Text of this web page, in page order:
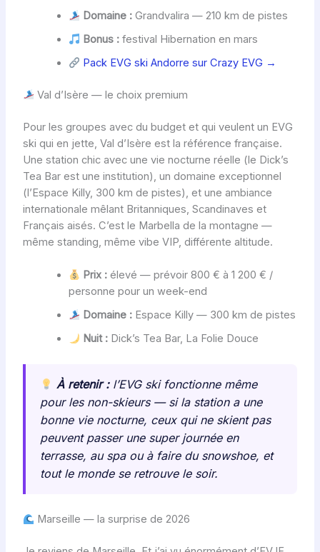
Domaine : Grandvalira — 210 km de pistes
Bonus : festival Hibernation en mars
Pack EVG ski Andorre sur Crazy EVG →
Val d’Isère — le choix premium
Pour les groupes avec du budget et qui veulent un EVG
ski qui en jette, Val d’Isère est la référence française.
Une station chic avec une vie nocturne réelle (le Dick’s
Tea Bar est une institution), un domaine exceptionnel
(l’Espace Killy, 300 km de pistes), et une ambiance
internationale mêlant Britanniques, Scandinaves et
Français aisés. C’est le Marbella de la montagne —
même standing, même vibe VIP, différente altitude.
Prix : élevé — prévoir 800 € à 1 200 € /
personne pour un week-end
Domaine : Espace Killy — 300 km de pistes
Nuit : Dick’s Tea Bar, La Folie Douce
À retenir :l’EVG ski fonctionne même
pour les non-skieurs — si la station a une
bonne vie nocturne, ceux qui ne skient pas
peuvent passer une super journée en
terrasse, au spa ou à faire du snowshoe, et
tout le monde se retrouve le soir.
Marseille — la surprise de 2026